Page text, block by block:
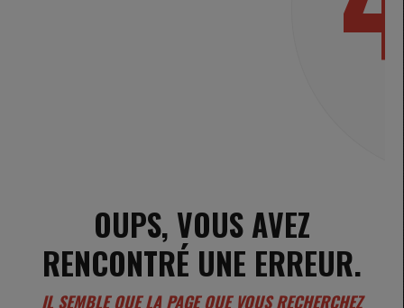
OUPS, VOUS AVEZ
RENCONTRÉ UNE ERREUR.
IL SEMBLE QUE LA PAGE QUE VOUS RECHERCHEZ